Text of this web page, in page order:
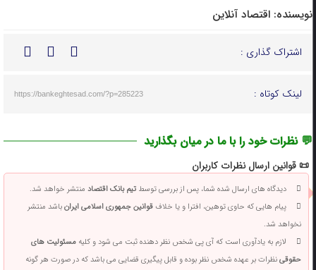
نویسنده: اقتصاد آنلاین
اشتراک گذاری :
لینک کوتاه : https://bankeghtesad.com/?p=285223
💬 نظرات خود را با ما در میان بگذارید
📜 قوانین ارسال نظرات کاربران
دیدگاه های ارسال شده شما، پس از بررسی توسطتیم بانک اقتصادمنتشر خواهد شد.
پیام هایی که حاوی توهین، افترا و یا خلافقوانین جمهوری اسلامی ایرانباشد منتشر
نخواهد شد.
لازم به یادآوری است که آی پی شخص نظر دهنده ثبت می شود و کلیهمسئولیت های
حقوقینظرات بر عهده شخص نظر بوده و قابل پیگیری قضایی می باشد که در صورت هر گونه